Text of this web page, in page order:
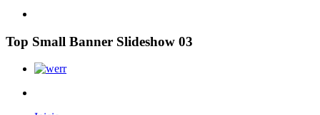
Top Small Banner Slideshow 03